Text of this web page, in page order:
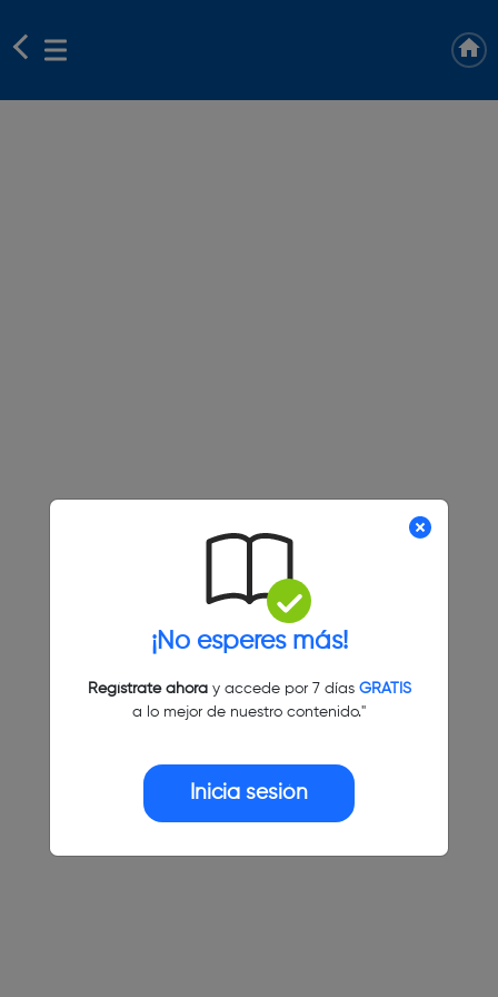
¡No esperes más!
Regístrate ahoray accede por 7 días GRATIS
a lo mejor de nuestro contenido."
Inicia sesión